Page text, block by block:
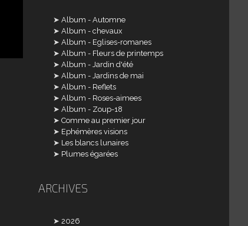
Album - Automne
Album - chevaux
Album - Eglises-romanes
Album - Fleurs de printemps
Album - Jardin d'été
Album - Jardins de mai
Album - Reflets
Album - Roses-aimees
Album - Zoup-18
Comme au premier jour
Ephémères visions
Les blancs lunaires
Plumes égarées
ARCHIVES
2026